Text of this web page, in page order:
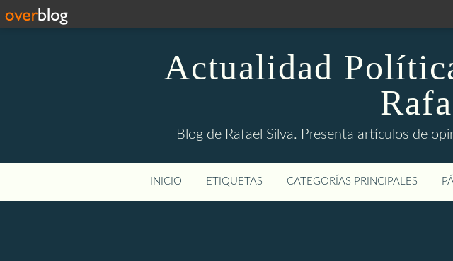
Actualidad
Blog de Rafael Silva. Presenta artículos de
INICIO ETIQUETAS CATEGORÍAS PRINCIPALES